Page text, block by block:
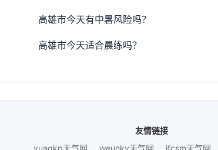
高雄市今天有中暑风险吗？
高雄市今天适合晨练吗？
友情链接
yuaqkp天气网
weunky天气网 jfcsm天气网